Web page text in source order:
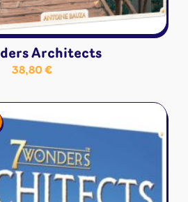
Architects
38,80€